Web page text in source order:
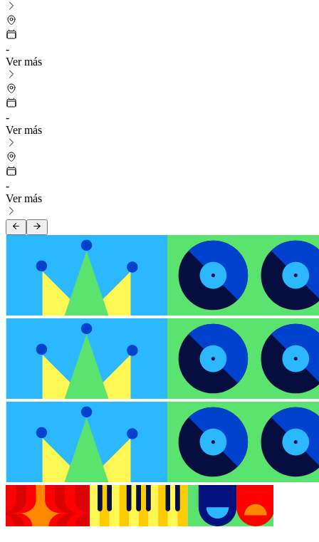
-
Ver más
-
Ver más
-
Ver más